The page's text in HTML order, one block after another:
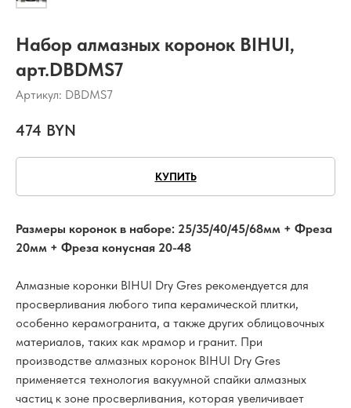
Набор алмазных коронок BIHUI,
арт.DBDMS7
Артикул: DBDMS7
474 BYN
КУПИТЬ
Размеры коронок в наборе: 25/35/40/45/68мм + Фреза
20мм + Фреза конусная 20-48
Алмазные коронки BIHUI Dry Gres рекомендуется для
просверливания любого типа керамической плитки,
особенно керамогранита, а также других облицовочных
материалов, таких как мрамор и гранит. При
производстве алмазных коронок BIHUI Dry Gres
применяется технология вакуумной спайки алмазных
частиц к зоне просверливания, которая увеличивает